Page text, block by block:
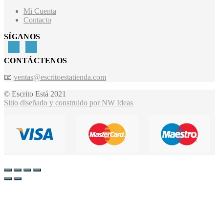
Mi Cuenta
Contacto
SÍGANOS
CONTÁCTENOS
📧 ventas@escritoestatienda.com
© Escrito Está 2021
Sitio diseñado y construido por NW Ideas